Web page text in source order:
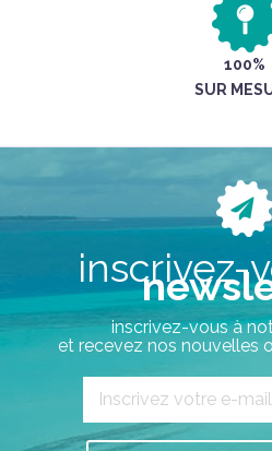
100%
SUR
inscrivez-
inscrivez-vous à
et recevez nos nouvelles